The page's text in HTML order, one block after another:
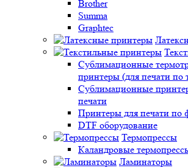
Brother
Summa
Graphtec
Сублимационные
принтеры (для печати по
Сублимационные
печати
Принтеры для печати по
DTF оборудование
Термопрессы
Каландровые
Ламинаторы